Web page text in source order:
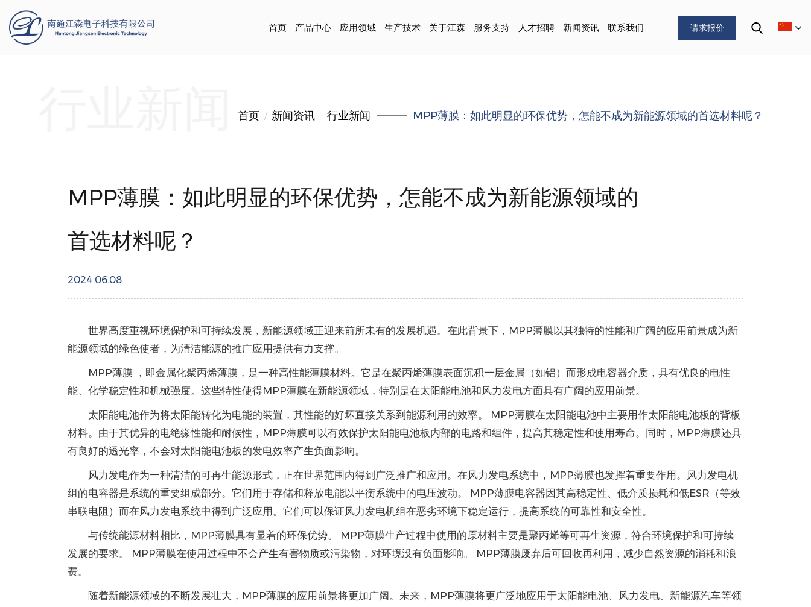
首页 产品中心 应用领域 生产技术 关于江森 服务支持 人才招聘 新闻资讯 联系我们 请求报价
首页 新闻资讯 行业新闻 MPP薄膜：如此明显的环保优势，怎能不成为新能源领域的首选材料呢？
MPP薄膜：如此明显的环保优势，怎能不成为新能源领域的
首选材料呢？
2024.06.08
世界高度重视环境保护和可持续发展，新能源领域正迎来前所未有的发展机遇。在此背景下，MPP薄膜以其独特的性能和广阔的应用前景成为新
能源领域的绿色使者，为清洁能源的推广应用提供有力支撑。
MPP薄膜 ，即金属化聚丙烯薄膜，是一种高性能薄膜材料。它是在聚丙烯薄膜表面沉积一层金属（如铝）而形成电容器介质，具有优良的电性
能、化学稳定性和机械强度。这些特性使得MPP薄膜在新能源领域，特别是在太阳能电池和风力发电方面具有广阔的应用前景。
太阳能电池作为将太阳能转化为电能的装置，其性能的好坏直接关系到能源利用的效率。 MPP薄膜在太阳能电池中主要用作太阳能电池板的背板
材料。由于其优异的电绝缘性能和耐候性，MPP薄膜可以有效保护太阳能电池板内部的电路和组件，提高其稳定性和使用寿命。同时，MPP薄膜还具
有良好的透光率，不会对太阳能电池板的发电效率产生负面影响。
风力发电作为一种清洁的可再生能源形式，正在世界范围内得到广泛推广和应用。在风力发电系统中，MPP薄膜也发挥着重要作用。风力发电机
组的电容器是系统的重要组成部分。它们用于存储和释放电能以平衡系统中的电压波动。 MPP薄膜电容器因其高稳定性、低介质损耗和低ESR（等效
串联电阻）而在风力发电系统中得到广泛应用。它们可以保证风力发电机组在恶劣环境下稳定运行，提高系统的可靠性和安全性。
与传统能源材料相比，MPP薄膜具有显着的环保优势。 MPP薄膜生产过程中使用的原材料主要是聚丙烯等可再生资源，符合环境保护和可持续
发展的要求。 MPP薄膜在使用过程中不会产生有害物质或污染物，对环境没有负面影响。 MPP薄膜废弃后可回收再利用，减少自然资源的消耗和浪
费。
随着新能源领域的不断发展壮大，MPP薄膜的应用前景将更加广阔。未来，MPP薄膜将更广泛地应用于太阳能电池、风力发电、新能源汽车等领